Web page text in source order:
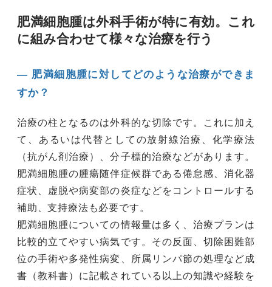
肥満細胞腫は外科手術が特に有効。これ
に組み合わせて様々な治療を行う
― 肥満細胞腫に対してどのような治療ができま
すか？
治療の柱となるのは外科的な切除です。これに加え
て、あるいは代替としての放射線治療、化学療法
（抗がん剤治療）、分子標的治療などがあります。
肥満細胞腫の腫瘍随伴症候群である倦怠感、消化器
症状、虚脱や病変部の炎症などをコントロールする
補助、支持療法も必要です。
肥満細胞腫についての情報量は多く、治療プランは
比較的立てやすい病気です。その反面、切除困難部
位の手術や多発性病変、所属リンパ節の処理など成
書（教科書）に記載されている以上の知識や経験を